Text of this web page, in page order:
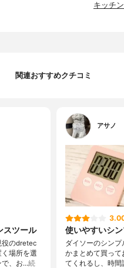
キッチ
関連おすすめクチコミ
スツール
役のdretec
場所を選
で、お…続
アサノ
使いやすいシ
ダイソーのシン
かまとめて買って
てくれるし、時間